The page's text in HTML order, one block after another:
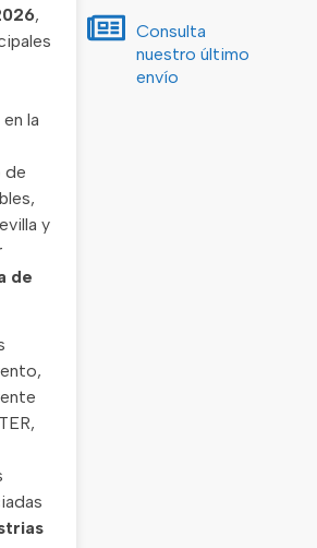
,
la
de
y
de
Consulta
nuestro último
envío